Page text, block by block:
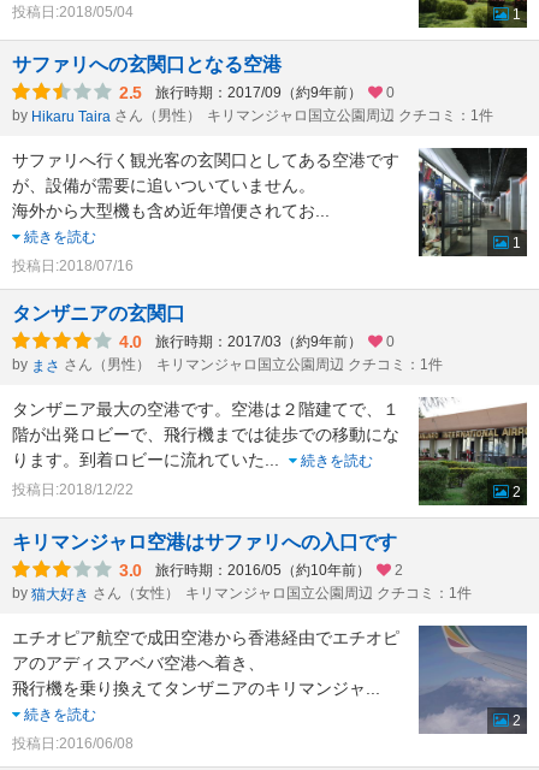
投稿日:2018/05/04
1
サファリへの玄関口となる空港
2.5 旅行時期：2017/09（約9年前）
0
by Hikaru Taira さん（男性） キリマンジャロ国立公園周辺 クチコミ：1件
サファリへ行く観光客の玄関口としてある空港です
が、設備が需要に追いついていません。
海外から大型機も含め近年増便されてお
続きを読む
投稿日:2018/07/16
1
タンザニアの玄関口
4.0 旅行時期：2017/03（約9年前）
0
by まさ さん（男性） キリマンジャロ国立公園周辺 クチコミ：1件
タンザニア最大の空港です。空港は２階建てで、１
階が出発ロビーで、飛行機までは徒歩での移動にな
ります。到着ロビーに流れていた
続きを読む
投稿日:2018/12/22
2
キリマンジャロ空港はサファリへの入口です
3.0 旅行時期：2016/05（約10年前）
2
by 猫大好き さん（女性） キリマンジャロ国立公園周辺 クチコミ：1件
エチオピア航空で成田空港から香港経由でエチオピ
アのアディスアベバ空港へ着き、
飛行機を乗り換えてタンザニアのキリマンジャ
続きを読む
投稿日:2016/06/08
2